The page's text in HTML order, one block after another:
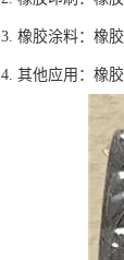
3. 橡胶涂料：橡
4. 其他应用：橡